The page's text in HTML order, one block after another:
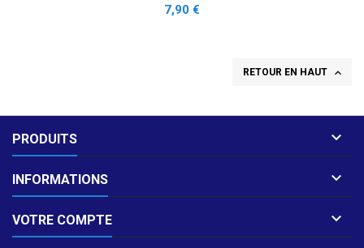
Prix
7,90 €
RETOUR EN HAUT 
PRODUITS 
INFORMATIONS 
VOTRE COMPTE 